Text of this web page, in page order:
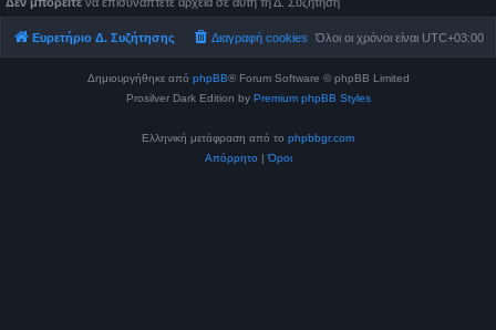
Ευρετήριο Δ. Συζήτησης Όλοι οι χρόνοι είναι UTC+03:00
Διαγραφή cookies
Δημιουργήθηκε από phpBB® Forum Software © phpBB Limited
Prosilver Dark Edition by Premium phpBB Styles
Ελληνική μετάφραση από το phpbbgr.com
Απόρρητο |Όροι